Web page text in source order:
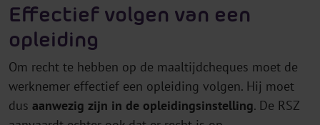
Effectief volgen van een
opleiding
Om recht te hebben op de maaltijdcheques moet de
werknemer effectief een opleiding volgen. Hij moet
dus aanwezig zijn in de opleidingsinstelling. De RSZ